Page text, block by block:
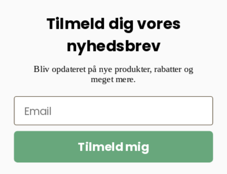
Tilmeld dig vores
nyhedsbrev
Bliv opdateret på nye produkter, rabatter og
meget mere.
Tilmeld mig